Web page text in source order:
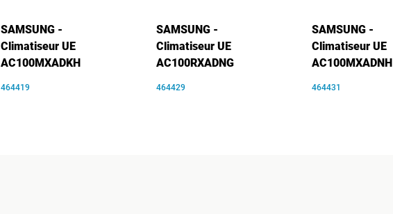
SAMSUNG -
Climatiseur UE
AC100MXADKH
464419
SAMSUNG -
Climatiseur UE
AC100RXADNG
464429
SAMSUNG -
Climatiseur UE
AC100MXADNH
464431